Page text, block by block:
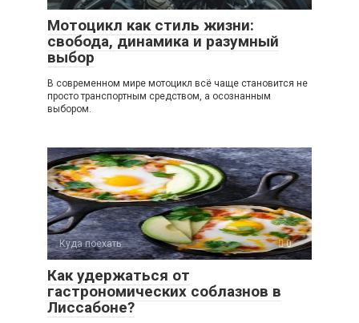
Мотоцикл как стиль жизни:
свобода, динамика и разумный
выбор
В современном мире мотоцикл всё чаще становится не
просто транспортным средством, а осознанным
выбором.
Куда поехать 0
Как удержаться от
гастрономических соблазнов в
Лиссабоне?